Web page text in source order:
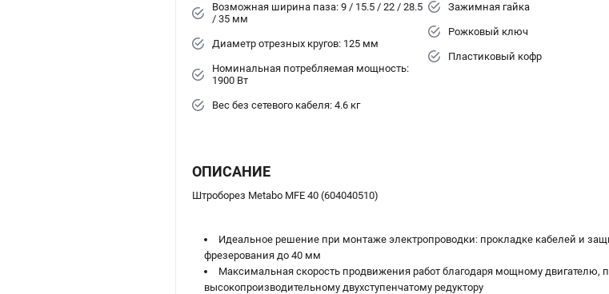
Возможная ширина паза: 9 / 15.5 / 22 / 28.5
/ 35 мм
Диаметр отрезных кругов: 125 мм
Номинальная потребляемая мощность:
1900 Вт
Вес без сетевого кабеля: 4.6 кг
Зажимная гайка
Рожковый ключ
Пластиковый кофр
ОПИСАНИЕ
Штроборез Metabo MFE 40 (604040510)
Идеальное решение при монтаже электропроводки: прокладке кабелей и
фрезерования до 40 мм
Максимальная скорость продвижения работ благодаря мощному двигателю,
высокопроизводительному двухступенчатому редуктору